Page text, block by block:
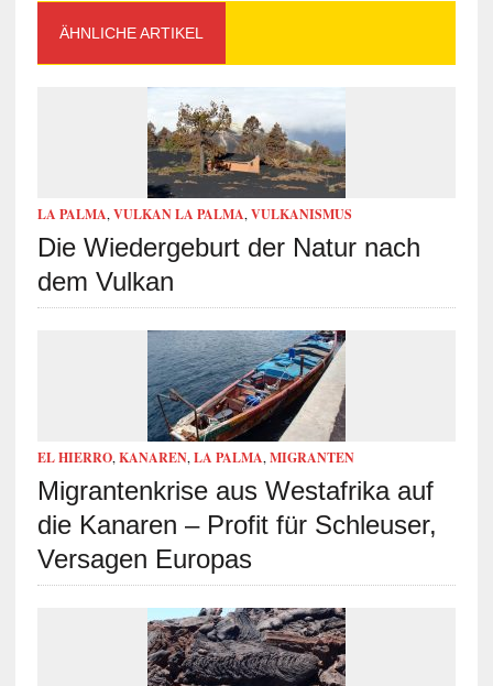
ÄHNLICHE ARTIKEL
LA PALMA, VULKAN LA PALMA, VULKANISMUS
Die Wiedergeburt der Natur nach
dem Vulkan
EL HIERRO, KANAREN, LA PALMA, MIGRANTEN
Migrantenkrise aus Westafrika auf
die Kanaren – Profit für Schleuser,
Versagen Europas